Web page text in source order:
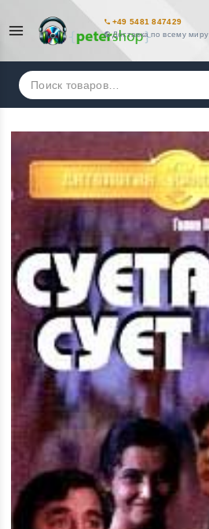
+49 5481 847429
Доставка по всему миру
Искать: